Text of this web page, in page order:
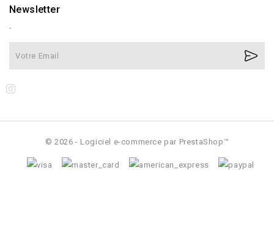
Newsletter
-
© 2026 - Logiciel e-commerce par PrestaShop™